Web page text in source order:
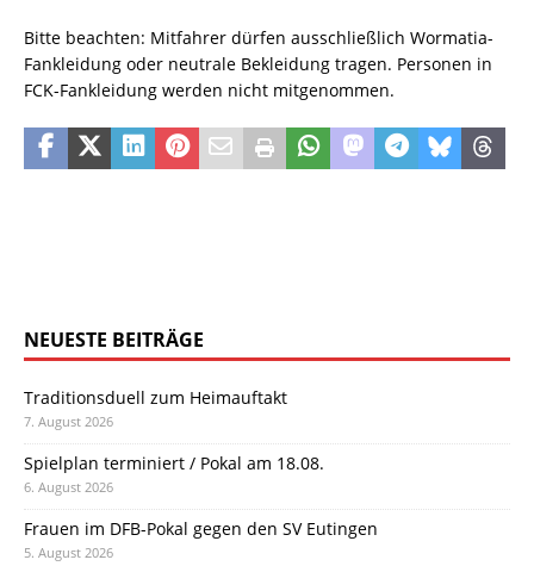
Bitte beachten: Mitfahrer dürfen ausschließlich Wormatia-
Fankleidung oder neutrale Bekleidung tragen. Personen in
FCK-Fankleidung werden nicht mitgenommen.
NEUESTE BEITRÄGE
Traditionsduell zum Heimauftakt
7. August 2026
Spielplan terminiert / Pokal am 18.08.
6. August 2026
Frauen im DFB-Pokal gegen den SV Eutingen
5. August 2026